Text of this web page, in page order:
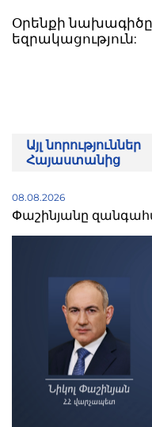
Օրենքի
եզրակացություն:
Այլ նորություններ
Հայաստանից
08.08.2026
Փաշինյանը